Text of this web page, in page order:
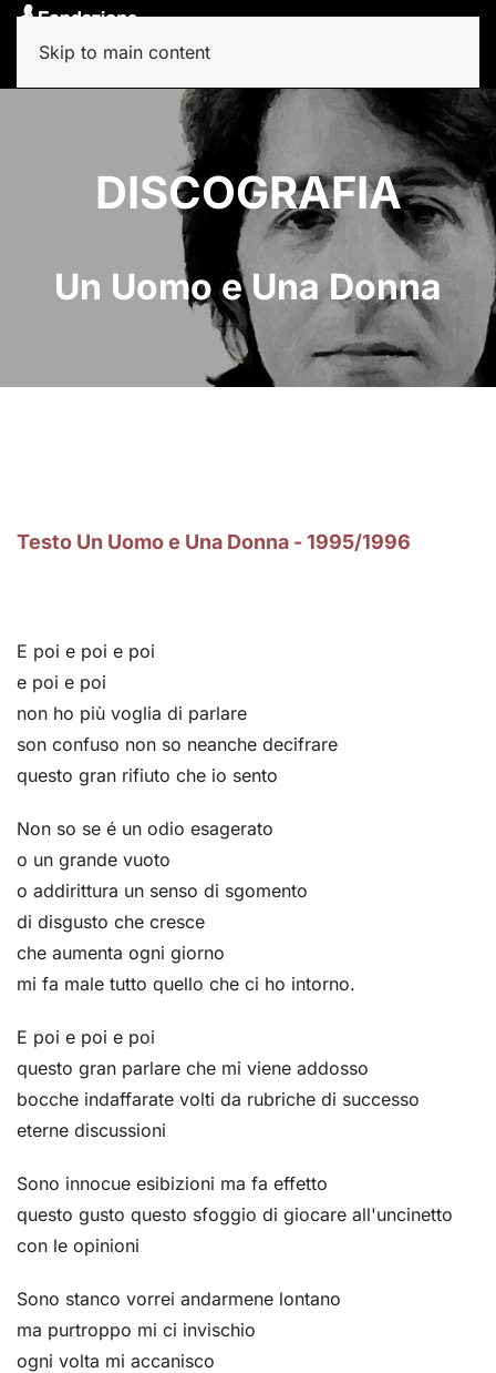
Skip to main content
DISCOGRAFIA
Un Uomo e Una Donna
Testo Un Uomo e Una Donna - 1995/1996
E poi e poi e poi
e poi e poi
non ho più voglia di parlare
son confuso non so neanche decifrare
questo gran rifiuto che io sento
Non so se é un odio esagerato
o un grande vuoto
o addirittura un senso di sgomento
di disgusto che cresce
che aumenta ogni giorno
mi fa male tutto quello che ci ho intorno.
E poi e poi e poi
questo gran parlare che mi viene addosso
bocche indaffarate volti da rubriche di successo
eterne discussioni
Sono innocue esibizioni ma fa effetto
questo gusto questo sfoggio di giocare all'uncinetto
con le opinioni
Sono stanco vorrei andarmene lontano
ma purtroppo mi ci invischio
ogni volta mi accanisco